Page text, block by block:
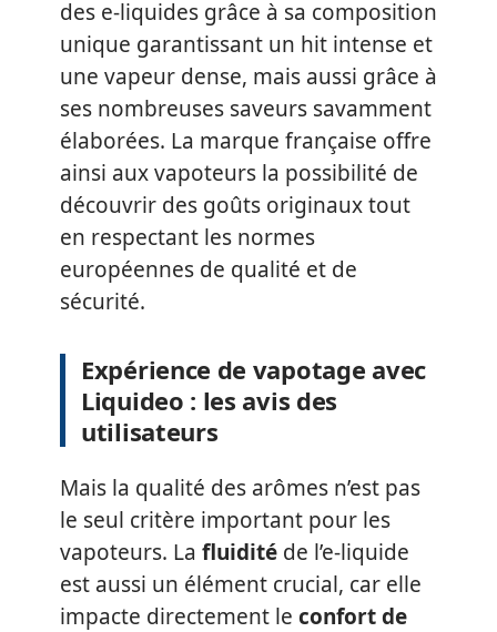
des e-liquides grâce à sa composition
unique garantissant un hit intense et
une vapeur dense, mais aussi grâce à
ses nombreuses saveurs savamment
élaborées. La marque française offre
ainsi aux vapoteurs la possibilité de
découvrir des goûts originaux tout
en respectant les normes
européennes de qualité et de
sécurité.
Expérience de vapotage avec
Liquideo : les avis des
utilisateurs
Mais la qualité des arômes n’est pas
le seul critère important pour les
vapoteurs. La fluidité de l’e-liquide
est aussi un élément crucial, car elle
impacte directement le confort de